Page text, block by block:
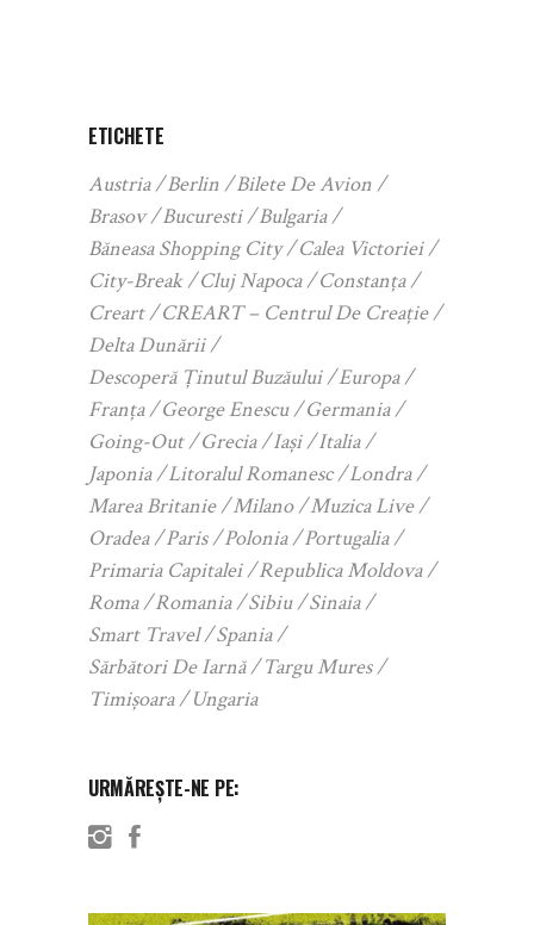
ETICHETE
Austria Berlin
Bilete De Avion
Brasov
Bucuresti
Bulgaria
Băneasa Shopping City
Calea Victoriei
City-Break
Cluj Napoca
Constanța
Creart
CREART – Centrul De Creație
Delta Dunării
Descoperă Ținutul Buzăului
Europa
Franța
George Enescu
Germania
Going-Out
Grecia Iași
Italia
Japonia
Litoralul Romanesc
Londra
Marea Britanie
Milano
Muzica Live
Oradea
Paris Polonia
Portugalia
Primaria Capitalei
Republica Moldova
Roma
Romania Sibiu
Sinaia
Smart Travel
Spania
Sărbători De Iarnă
Targu Mures
Timișoara
Ungaria
URMĂREȘTE-NE PE: